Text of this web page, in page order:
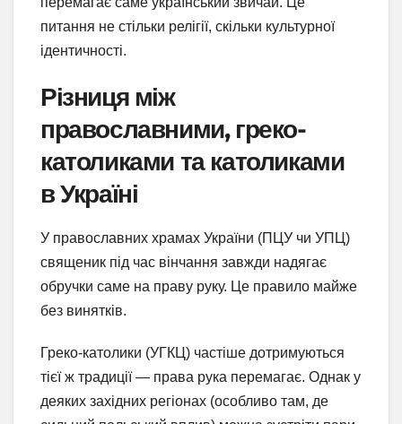
питання не стільки релігії, скільки культурної
ідентичності.
Різниця між
православними, греко-
католиками та католиками
в Україні
У православних храмах України (ПЦУ чи УПЦ)
священик під час вінчання завжди надягає
обручки саме на праву руку. Це правило майже
без винятків.
Греко-католики (УГКЦ) частіше дотримуються
тієї ж традиції — права рука перемагає. Однак у
деяких західних регіонах (особливо там, де